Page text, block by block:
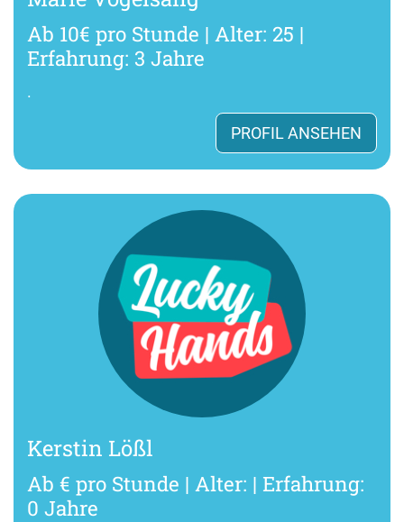
Ab 10€ pro Stunde | Alter: 25 |
Erfahrung: 3 Jahre
.
PROFIL ANSEHEN
Kerstin Lößl
Ab € pro Stunde | Alter: | Erfahrung:
0 Jahre